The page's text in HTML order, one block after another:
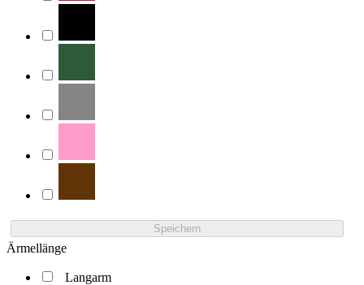
Speichern
Ärmellänge
Langarm